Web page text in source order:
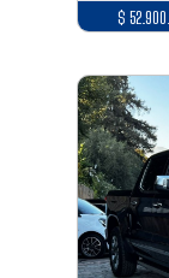
$